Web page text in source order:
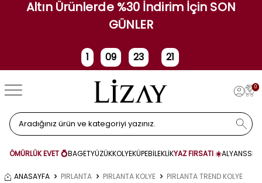
Altın Ürünlerde %30 İndirim İçin SON
GÜNLER
1
Gün
09
Saat
23 21
0
ÖMÜRLÜK EVET 💍BAGETYÜZÜKKOLYEKÜPEBİLEKLİKYAZ FIRSATI ☀️ALYANS
ANASAYFA PIRLANTA PIRLANTA KOLYE
PIRLANTA TREND KOLYE